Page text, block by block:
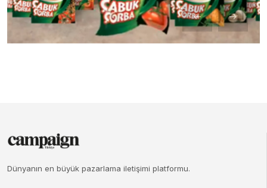
Dünyanın en büyük pazarlama iletişimi platformu.